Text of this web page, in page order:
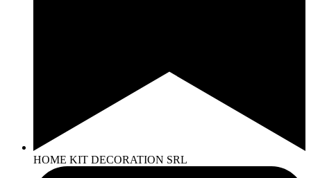
HOME KIT DECORATION SRL